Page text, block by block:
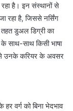
रहा है। इन संस्थानों से
रहा है, जिससे नर्सिंग
तहत डुअल डिग्री का
के साथ-साथ किसी भाषा
उनके करियर के अवसर
हर वर्ग को बिना भेदभाव